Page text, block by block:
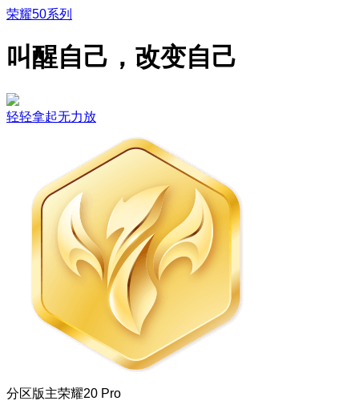
荣耀50系列
叫醒自己，改变自己
轻轻拿起无力放
分区版主荣耀20 Pro